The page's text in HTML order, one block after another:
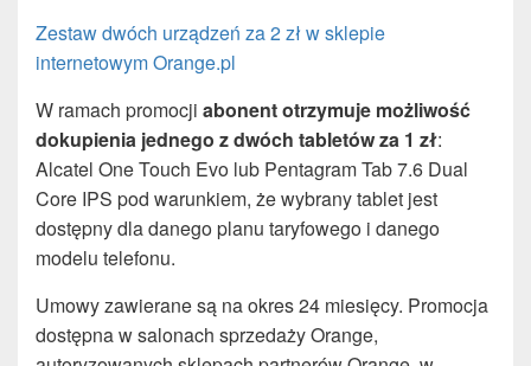
Zestaw dwóch urządzeń za 2 zł w sklepie
internetowym Orange.pl
W ramach promocji abonent otrzymuje możliwość
dokupienia jednego z dwóch tabletów za 1 zł:
Alcatel One Touch Evo lub Pentagram Tab 7.6 Dual
Core IPS pod warunkiem, że wybrany tablet jest
dostępny dla danego planu taryfowego i danego
modelu telefonu.
Umowy zawierane są na okres 24 miesięcy. Promocja
dostępna w salonach sprzedaży Orange,